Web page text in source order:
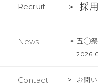
ク
る
問
Recruit
採 採用
News 五◯祭
Contact お問